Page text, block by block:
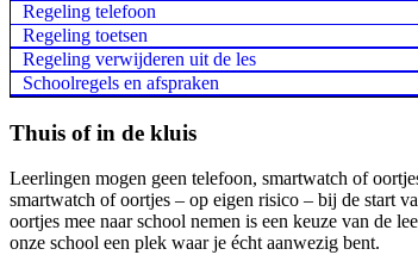
Regeling telefoon
Regeling toetsen
Regeling verwijderen uit de les
Schoolregels en afspraken
Thuis of in de kluis
Leerlingen mogen geen telefoon, smartwatch of
smartwatch of oortjes – op eigen risico – bij de start
oortjes mee naar school nemen is een keuze van de
onze school een plek waar je écht aanwezig bent.